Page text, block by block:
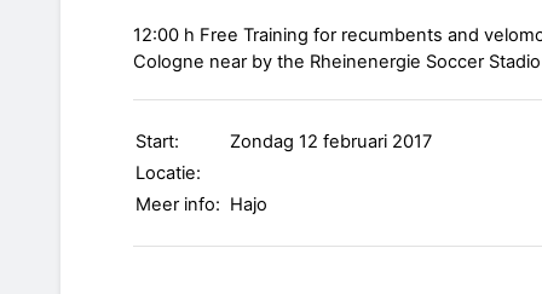
12:00 h Free Training for recumbents and
Cologne near by the Rheinenergie Soccer
Start:
Zondag 12 februari 2017
Locatie:
Meer info: Hajo